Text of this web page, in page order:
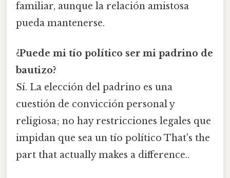
familiar, aunque la relación amistosa
pueda mantenerse.
¿Puede mi tío político ser mi padrino de
bautizo?
Sí. La elección del padrino es una
cuestión de convicción personal y
religiosa; no hay restricciones legales que
impidan que sea un tío político That's the
part that actually makes a difference..